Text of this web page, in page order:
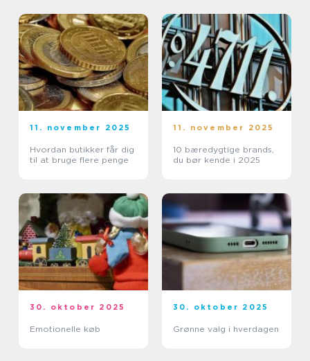
11. november 2025
Hvordan butikker får dig
til at bruge flere penge
11. november 2025
10 bæredygtige brands,
du bør kende i 2025
30. oktober 2025
Emotionelle køb
30. oktober 2025
Grønne valg i hverdagen